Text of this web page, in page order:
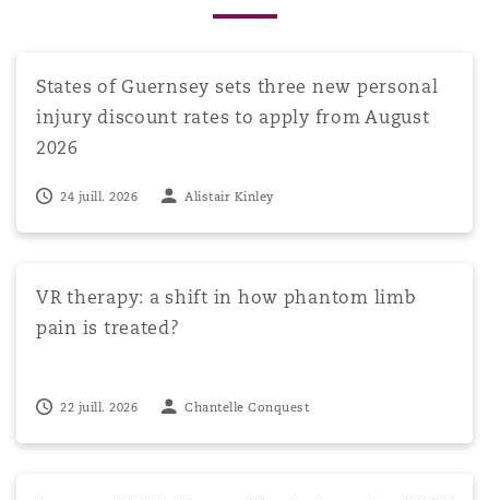
States of Guernsey sets three new personal
injury discount rates to apply from August
2026
24 juill. 2026 Alistair Kinley
VR therapy: a shift in how phantom limb
pain is treated?
22 juill. 2026 Chantelle Conquest